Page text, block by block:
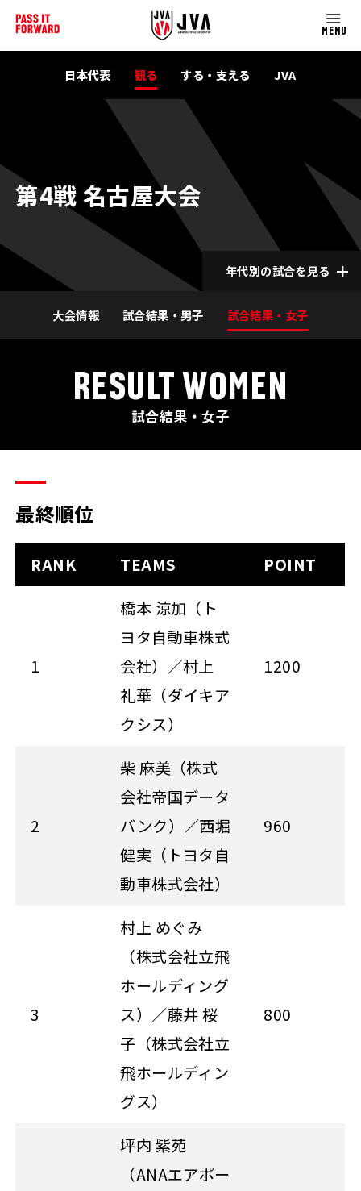
MENU
日本代表 観る する・支える JVA
第4戦 名古屋大会
年代別の試合を見る
大会情報 試合結果・男子 試合結果・女子
RESULT WOMEN
試合結果・女子
最終順位
RANK TEAMS POINT
1
橋本 涼加（ト
ヨタ自動車株式
会社）／村上
礼華（ダイキア
クシス）
1200
2
柴 麻美（株式
会社帝国データ
バンク）／西堀
健実（トヨタ自
動車株式会社）
960
3
村上 めぐみ
（株式会社立飛
ホールディング
ス）／藤井 桜
子（株式会社立
飛ホールディン
グス）
800
坪内 紫苑
（ANAエアポー